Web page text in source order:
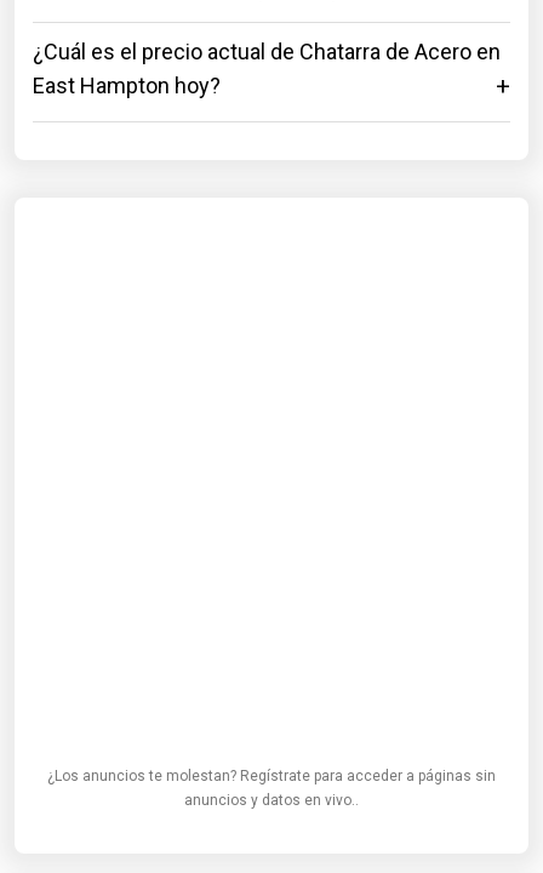
¿Cuál es el precio actual de Chatarra de Acero en
East Hampton hoy?
¿Los anuncios te molestan? Regístrate para acceder a páginas sin
anuncios y datos en vivo..